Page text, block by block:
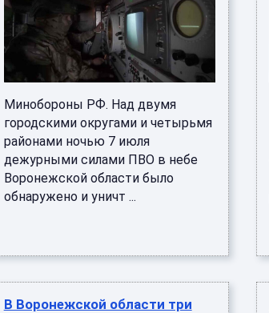
Минобороны РФ. Над двумя
городскими округами и четырьмя
районами ночью 7 июля
дежурными силами ПВО в небе
Воронежской области было
обнаружено и уничт ...
В Воронежской области три